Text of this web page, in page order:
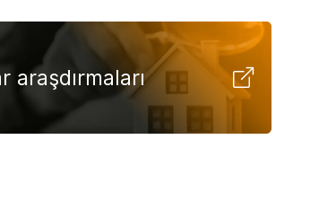
araşdırmaları